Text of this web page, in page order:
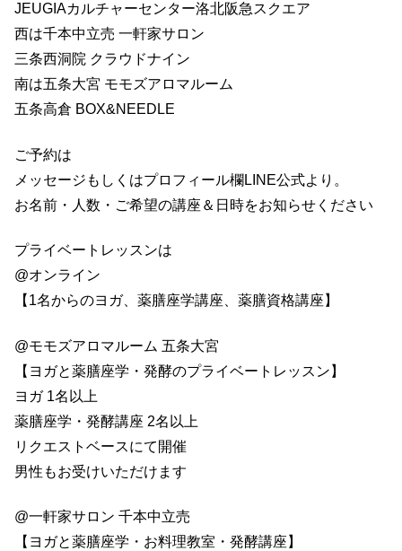
JEUGIAカルチャーセンター洛北阪急スクエア
西は千本中立売 一軒家サロン
三条西洞院 クラウドナイン
南は五条大宮 モモズアロマルーム
五条高倉 BOX&NEEDLE
ご予約は
メッセージもしくはプロフィール欄LINE公式より。
お名前・人数・ご希望の講座＆日時をお知らせください
プライベートレッスンは
@オンライン
【1名からのヨガ、薬膳座学講座、薬膳資格講座】
@モモズアロマルーム 五条大宮
【ヨガと薬膳座学・発酵のプライベートレッスン】
ヨガ 1名以上
薬膳座学・発酵講座 2名以上
リクエストベースにて開催
男性もお受けいただけます
@一軒家サロン 千本中立売
【ヨガと薬膳座学・お料理教室・発酵講座】